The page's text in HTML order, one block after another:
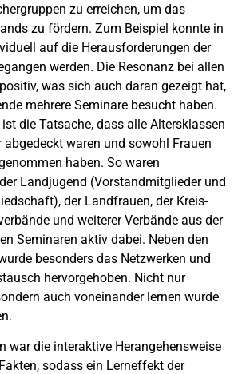
zu erreichen, um das
zu fördern. Zum Beispiel konnte in
auf die Herausforderungen der
werden. Die Resonanz bei allen
was sich auch daran gezeigt hat,
mehrere Seminare besucht haben.
die Tatsache, dass alle Altersklassen
abgedeckt waren und sowohl Frauen
haben. So waren
Landjugend (Vorstandmitglieder und
der Landfrauen, der Kreis-
und weiterer Verbände aus der
Seminaren aktiv dabei. Neben den
besonders das Netzwerken und
hervorgehoben. Nicht nur
auch voneinander lernen wurde
war die interaktive Herangehensweise
sodass ein Lerneffekt der